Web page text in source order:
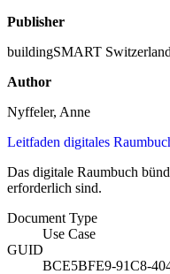
Publisher
buildingSMART Switzerland
Author
Nyffeler, Anne
Leitfaden digitales
Das digitale Raumbuch
erforderlich sind.
Document Type
Use Case
GUID
BCE5BFE9-91C8-